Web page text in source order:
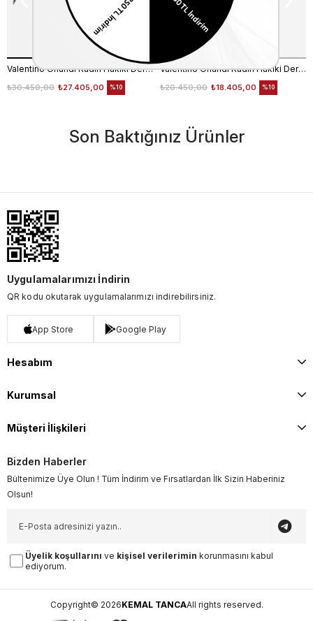
Valentino Orlandi Kadın Hakiki Deri Siyah Omuz Çantası
₺27.405,00
₺30.450,00 %10
Valentino Orlandi Kadın Hakiki Deri Bordo Omuz Çantası
₺18.405,00
₺20.450,00 %10
Son Baktığınız Ürünler
Uygulamalarımızı İndirin
QR kodu okutarak uygulamalarımızı indirebilirsiniz.
App Store Google Play
Hesabım
Kurumsal
Müşteri İlişkileri
Bizden Haberler
Bültenimize Üye Olun ! Tüm İndirim ve Fırsatlardan İlk Sizin Haberiniz
Olsun!
Üyelik koşullarını ve kişisel verilerimin korunmasını kabul
ediyorum.
Copyright© 2026KEMAL TANCAAll rights reserved.